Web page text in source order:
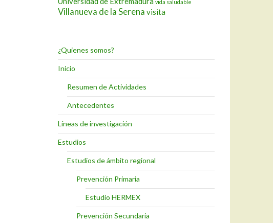
vida saludable
Villanueva de la Serena visita
¿Quienes somos?
Inicio
Resumen de Actividades
Antecedentes
Líneas de investigación
Estudios
Estudios de ámbito regional
Prevención Primaria
Estudio HERMEX
Prevención Secundaria